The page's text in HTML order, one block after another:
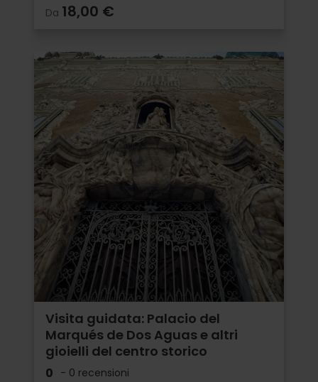
Da 18,00 €
Visita guidata: Palacio del
Marqués de Dos Aguas e altri
gioielli del centro storico
0 - 0 recensioni